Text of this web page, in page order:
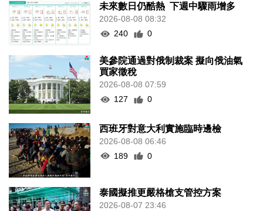
未來數日仍酷熱 下週中驟雨增多
2026-08-08 08:32
240
0
美參院通過對俄制裁案 擬向俄油氣
買家徵稅
2026-08-08 07:59
127
0
西班牙對意大利實施臨時邊檢
2026-08-08 06:46
189
0
泰國擬推更嚴格槍支管控方案
2026-08-07 23:46